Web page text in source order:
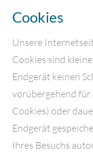
Cookies
Unsere
Cookies sind
Endgerät keinen
vorübergehend für
Cookies) oder
Endgerät
Ihres Besuchs